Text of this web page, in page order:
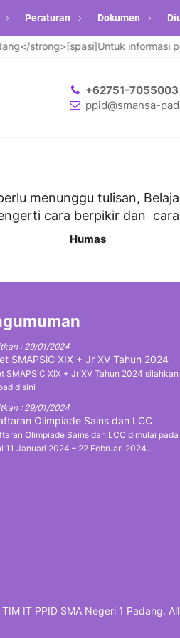
Peraturan Dokumen
strong>[spasi]Untuk informasi
+62751-7055003
ppid@smansa-
menunggu tulisan,
cara berpikir dan
Humas
: 29/01/2024
SMAPSiC XIX + Jr XV Tahun 2024
SMAPSiC XIX + Jr XV Tahun 2024 silahkan
disini
: 29/01/2024
Olimpiade Sains dan LCC
Olimpiade Sains dan LCC dimulai pada
11 Januari 2024 – 22 Februari 2024..
IT PPID SMA Negeri 1 Padang.